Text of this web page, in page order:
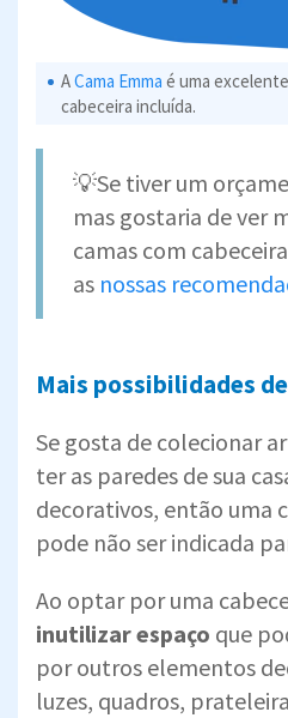
ACama Emma é uma
cabeceira incluída.
💡Se tiver um
mas gostaria de ver
camas com
as nossas
Mais possibilidades
Se gosta de colecionar
ter as paredes de sua
decorativos, então uma
pode não ser indicada
Ao optar por uma
inutilizar espaço que
por outros elementos
luzes, quadros,